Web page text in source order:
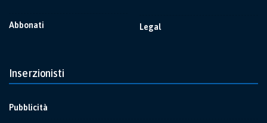
Abbonati Legal
Inserzionisti
Pubblicità